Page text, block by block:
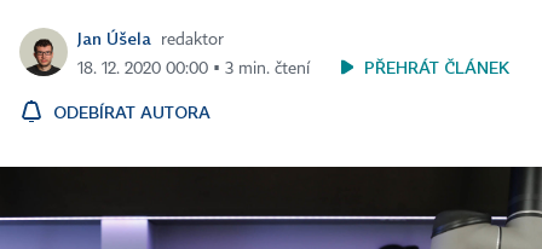
Jan Úšela
redaktor
18. 12. 2020 00:00 ▪ 3 min. čtení
PŘEHRÁT ČLÁNEK
ODEBÍRAT AUTORA